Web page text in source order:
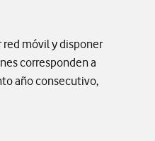
red móvil y disponer
corresponden a
año consecutivo,